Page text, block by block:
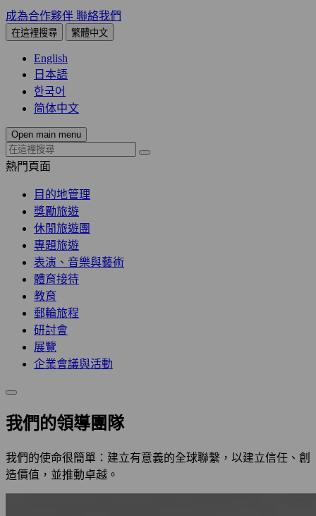
成為合作夥伴 聯絡我們
在這裡搜尋 繁體中文
English
日本語
한국어
简体中文
Open main menu
熱門頁面
目的地管理
獎勵旅遊
休閒旅遊團
專題旅遊
表演、音樂與藝術
體育接待
教育
郵輪旅程
研討會
展覽
企業會議與活動
我們的領導團隊
我們的使命很簡單：建立有意義的全球聯繫，以建立信任、創
造價值，並推動卓越。